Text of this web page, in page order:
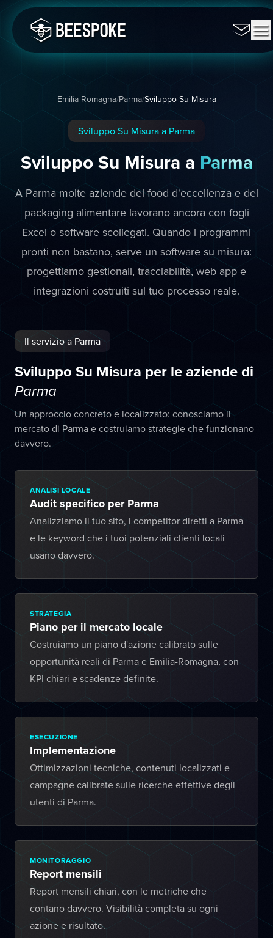
Emilia-Romagna/Parma/Sviluppo Su Misura
Sviluppo Su Misura a Parma
Sviluppo Su Misura a Parma
A Parma molte aziende del food d'eccellenza e del
packaging alimentare lavorano ancora con fogli
Excel o software scollegati. Quando i programmi
pronti non bastano, serve un software su misura:
progettiamo gestionali, tracciabilità, web app e
integrazioni costruiti sul tuo processo reale.
Il servizio a Parma
Sviluppo Su Misura per le aziende di
Parma
Un approccio concreto e localizzato: conosciamo il
mercato di Parma e costruiamo strategie che funzionano
davvero.
ANALISI LOCALE
Audit specifico per Parma
Analizziamo il tuo sito, i competitor diretti a Parma
e le keyword che i tuoi potenziali clienti locali
usano davvero.
STRATEGIA
Piano per il mercato locale
Costruiamo un piano d'azione calibrato sulle
opportunità reali di Parma e Emilia-Romagna, con
KPI chiari e scadenze definite.
ESECUZIONE
Implementazione
Ottimizzazioni tecniche, contenuti localizzati e
campagne calibrate sulle ricerche effettive degli
utenti di Parma.
MONITORAGGIO
Report mensili
Report mensili chiari, con le metriche che
contano davvero. Visibilità completa su ogni
azione e risultato.